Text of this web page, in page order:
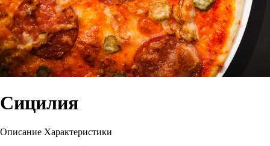
Сицилия
Описание Характеристики